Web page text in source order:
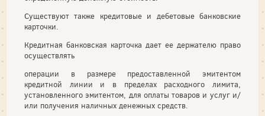
Существуют также кредитовые и дебетовые банковские
карточки.
Кредитная банковская карточка дает ее держателю право
осуществлять
операции в размере предоставленной эмитентом
кредитной линии и в пределах расходного лимита,
установленного эмитентом, для оплаты товаров и услуг и/
или получения наличных денежных средств.